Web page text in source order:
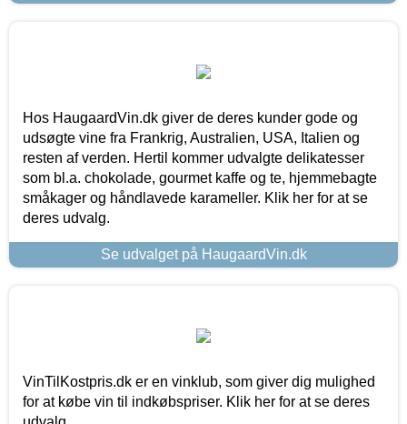
Hos HaugaardVin.dk giver de deres kunder gode og
udsøgte vine fra Frankrig, Australien, USA, Italien og
resten af verden. Hertil kommer udvalgte delikatesser
som bl.a. chokolade, gourmet kaffe og te, hjemmebagte
småkager og håndlavede karameller. Klik her for at se
deres udvalg.
Se udvalget på HaugaardVin.dk
VinTilKostpris.dk er en vinklub, som giver dig mulighed
for at købe vin til indkøbspriser. Klik her for at se deres